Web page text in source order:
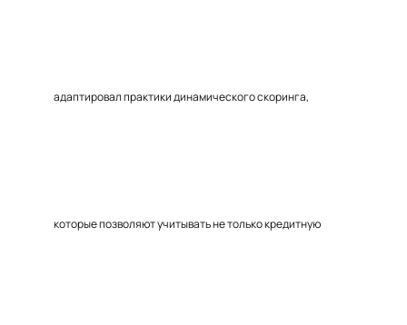
адаптировал практики динамического скоринга,
которые позволяют учитывать не только кредитную